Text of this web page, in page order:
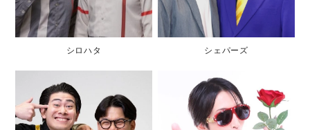
シロハタ シェパーズ